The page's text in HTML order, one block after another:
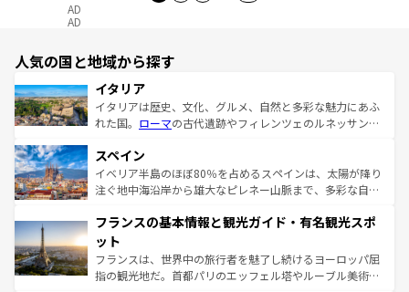
AD
AD
人気の国と地域から探す
イタリア
イタリアは歴史、文化、グルメ、自然と多彩な魅力にあふ
れた国。 ローマの古代遺跡やフィレンツェのルネッサンス
ろん、トスカーナの美しい田園風景やアマルフィ海岸の絶
景など、自然景観も見逃せない。観光の合間には、本場の
ピザやパスタなど、絶品のイタリア料理を堪能することも
ませてくれるイタリアで、忘れられない旅をしてみよう！
なお、新着のイタリア情報は
しい。
スペイン
イベリア半島のほぼ80％を占めるスペインは、太陽が降り
注ぐ地中海沿岸から雄大なピレネー山脈まで、多彩な自然
文化が根付くこの国では、情熱的なフラメンコ、熱気あふ
れる闘牛、そして美味しいタパスが生活の一部となってい
る。首都マドリードの洗練された雰囲気や、バルセロナの
アートに溢れた街角から、地方では古代ローマ遺跡や中世
フランスの基本情報と観光ガイド・有名観光スポ
ット
フランスは、世界中の旅行者を魅了し続けるヨーロッパ屈
指の観光地だ。首都パリのエッフェル塔やルーブル美術館